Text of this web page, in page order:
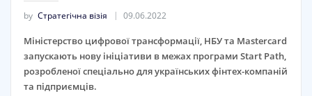
by Стратегічна візія 09.06.2022
Міністерство цифрової трансформації, НБУ та Mastercard
запускають нову ініціативи в межах програми Start Path,
розробленої спеціально для українських фінтех-компаній
та підприємців.